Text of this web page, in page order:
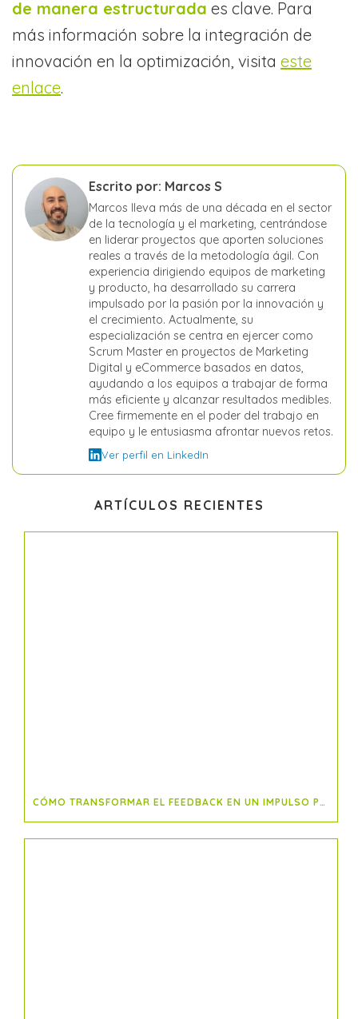
de manera estructurada es clave. Para
más información sobre la integración de
innovación en la optimización, visita este
enlace.
Escrito por: Marcos S
Marcos lleva más de una década en el sector
de la tecnología y el marketing, centrándose
en liderar proyectos que aporten soluciones
reales a través de la metodología ágil. Con
experiencia dirigiendo equipos de marketing
y producto, ha desarrollado su carrera
impulsado por la pasión por la innovación y
el crecimiento. Actualmente, su
especialización se centra en ejercer como
Scrum Master en proyectos de Marketing
Digital y eCommerce basados en datos,
ayudando a los equipos a trabajar de forma
más eficiente y alcanzar resultados medibles.
Cree firmemente en el poder del trabajo en
equipo y le entusiasma afrontar nuevos retos.
Ver perfil en LinkedIn
ARTÍCULOS RECIENTES
CÓMO TRANSFORMAR EL FEEDBACK EN UN IMPULSO PARA EL ÉXITO DE PROYECTOS